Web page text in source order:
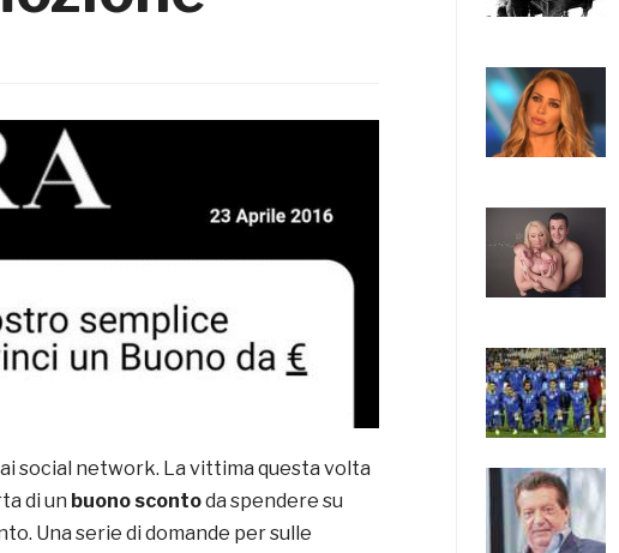
social network. La vittima questa volta
di un buono scontoda spendere su
Una serie di domande per sulle